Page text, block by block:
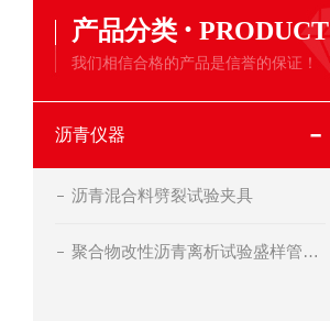
产品分类 · PRODUCT
我们相信合格的产品是信誉的保证！
沥青仪器
沥青混合料劈裂试验夹具
聚合物改性沥青离析试验盛样管及支架